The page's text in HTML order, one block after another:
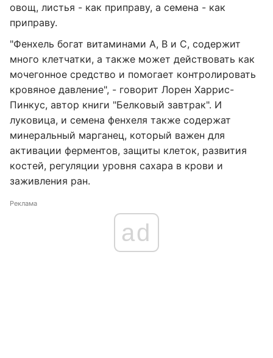
овощ, листья - как приправу, а семена - как
приправу.
"Фенхель богат витаминами А, В и С, содержит
много клетчатки, а также может действовать как
мочегонное средство и помогает контролировать
кровяное давление", - говорит Лорен Харрис-
Пинкус, автор книги "Белковый завтрак". И
луковица, и семена фенхеля также содержат
минеральный марганец, который важен для
активации ферментов, защиты клеток, развития
костей, регуляции уровня сахара в крови и
заживления ран.
Реклама
ad